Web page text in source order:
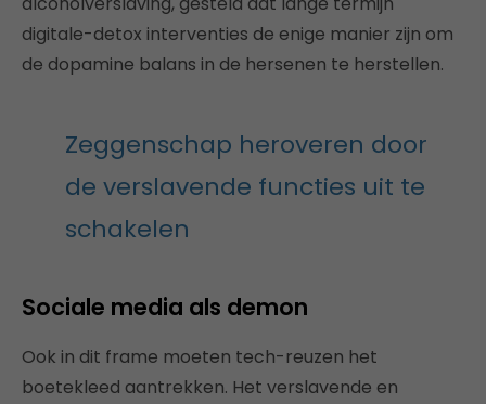
digitale-detox interventies de enige manier zijn om
de dopamine balans in de hersenen te herstellen.
Zeggenschap heroveren door
de verslavende functies uit te
schakelen
Sociale media als demon
Ook in dit frame moeten tech-reuzen het
boetekleed aantrekken. Het verslavende en